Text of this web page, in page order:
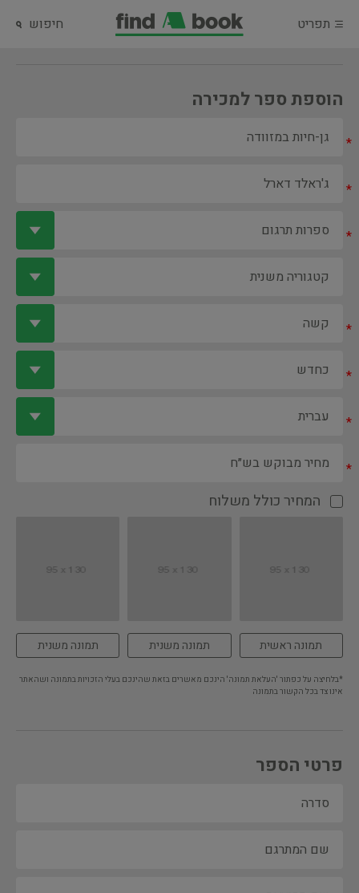
תפריט חיפוש
הוספת ספר למכירה
*
*
*
*
*
*
*
המחיר כולל משלוח
תמונה ראשית תמונה משנית תמונה משנית
*בלחיצה על כפתור 'העלאת תמונה' הינכם מאשרים בזאת שהינכם בעלי הזכויות בתמונה ושהאתר
אינו צד בכל הקשור בתמונה
פרטי הספר